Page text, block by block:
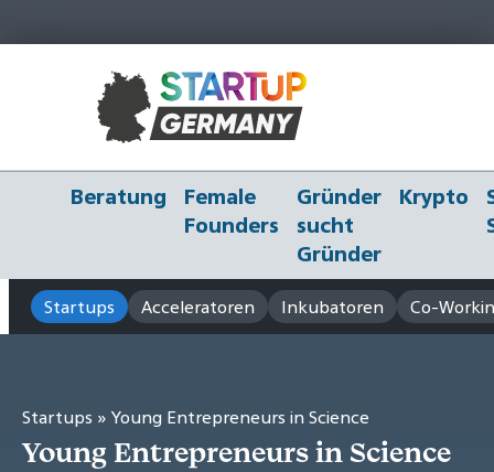
Beratung
Female
Founders
Gründer
sucht
Gründer
Krypto
Startups Acceleratoren Inkubatoren Co-
Startups » Young Entrepreneurs in Science
Young Entrepreneurs in Science